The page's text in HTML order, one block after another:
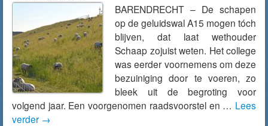
BARENDRECHT – De schapen
op de geluidswal A15 mogen tóch
blijven, dat laat wethouder
Schaap zojuist weten. Het college
was eerder voornemens om deze
bezuiniging door te voeren, zo
bleek uit de begroting voor
volgend jaar. Een voorgenomen raadsvoorstel en … Lees
verder →